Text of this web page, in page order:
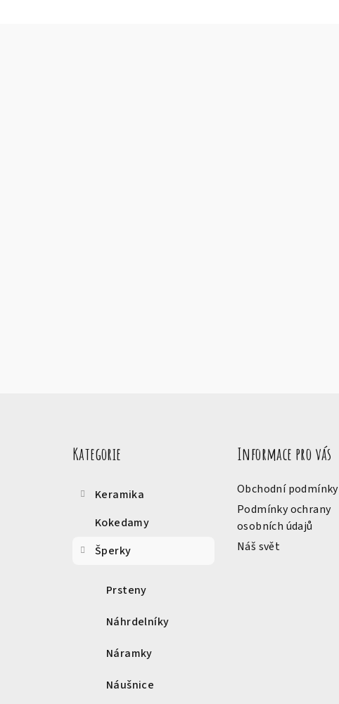
Kategorie
Keramika
Kokedamy
Šperky
Prsteny
Náhrdelníky
Náramky
Náušnice
Informace pro vás
Obchodní podmínky
Podmínky ochrany
osobních údajů
Náš svět